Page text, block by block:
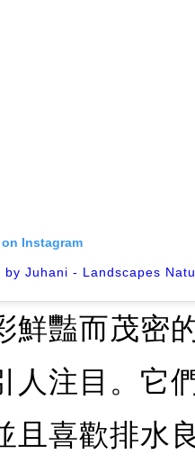
Instagram
鮮豔而茂密
人注目。它
且喜歡排水